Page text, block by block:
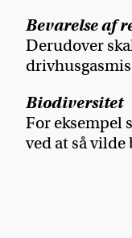
Bevarelse af
Derudover
Biodiversitet
For eksempel
ved at så